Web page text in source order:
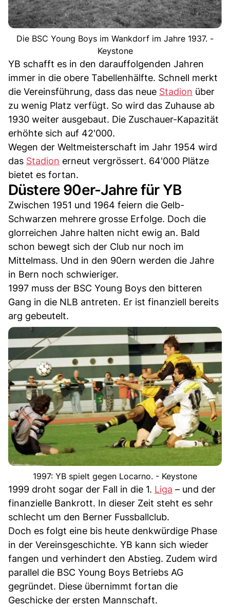
Die BSC Young Boys im Wankdorf im Jahre 1937. -
Keystone
YB schafft es in den darauffolgenden Jahren
immer in die obere Tabellenhälfte. Schnell merkt
die Vereinsführung, dass das neue Stadion über
zu wenig Platz verfügt. So wird das Zuhause ab
1930 weiter ausgebaut. Die Zuschauer-Kapazität
erhöhte sich auf 42'000.
Wegen der Weltmeisterschaft im Jahr 1954 wird
das Stadion erneut vergrössert. 64'000 Plätze
bietet es fortan.
Düstere 90er-Jahre für YB
Zwischen 1951 und 1964 feiern die Gelb-
Schwarzen mehrere grosse Erfolge. Doch die
glorreichen Jahre halten nicht ewig an. Bald
schon bewegt sich der Club nur noch im
Mittelmass. Und in den 90ern werden die Jahre
in Bern noch schwieriger.
1997 muss der BSC Young Boys den bitteren
Gang in die NLB antreten. Er ist finanziell bereits
arg gebeutelt.
1997: YB spielt gegen Locarno. - Keystone
1999 droht sogar der Fall in die 1. Liga – und der
finanzielle Bankrott. In dieser Zeit steht es sehr
schlecht um den Berner Fussballclub.
Doch es folgt eine bis heute denkwürdige Phase
in der Vereinsgeschichte. YB kann sich wieder
fangen und verhindert den Abstieg. Zudem wird
parallel die BSC Young Boys Betriebs AG
gegründet. Diese übernimmt fortan die
Geschicke der ersten Mannschaft.